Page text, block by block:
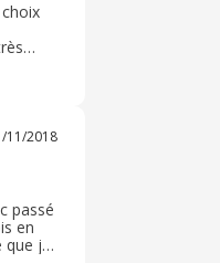
11/2018
passé
en
que je